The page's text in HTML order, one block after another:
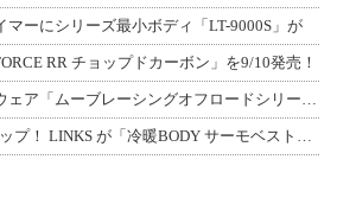
マーにシリーズ最小ボディ「LT-9000S」が
RR チョップドカーボン」を9/10発売！
クシタニのモトクロス用ウェア「ムーブレーシングオフロードシリーズ」3アイテムが登
UVカット・遮光性能をアップ！ LINKS が「冷暖BODY サーモベスト」改良